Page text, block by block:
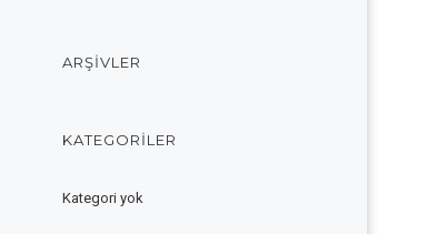
ARŞIVLER
KATEGORILER
Kategori yok